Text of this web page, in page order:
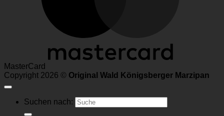
MasterCard
Copyright 2026 © Original Wald Königsberger Marzipan
Suchen nach: